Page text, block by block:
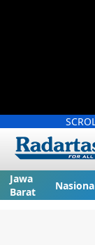
Jawa
Barat